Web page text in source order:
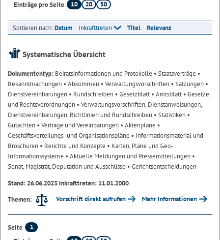
Einträge pro Seite
10 20 50
Sortieren nach:Datum Inkrafttreten Titel Relevanz
Systematische Übersicht
Dokumententyp: Beiratsinformationen und Protokolle • Staatsverträge •
Bekanntmachungen • Abkommen • Verwaltungsvorschriften • Satzungen •
Dienstvereinbarungen • Rundschreiben • Gesetzblatt• Amtsblatt• Gesetze
und Rechtsverordnungen • Verwaltungsvorschriften, Dienstanweisungen,
Dienstvereinbarungen, Richtlinien und Rundschreiben • Statistiken •
Gutachten • Verträge und Vereinbarungen • Aktenpläne •
Geschäftsverteilungs- und Organisationspläne • Informationsmaterial und
Broschüren • Berichte und Konzepte • Karten, Pläne und Geo-
Informationssysteme • Aktuelle Meldungen und Pressemitteilungen •
Senat, Magistrat, Deputation und Ausschüsse • Gerichtsentscheidungen
Stand: 26.06.2023 Inkrafttreten: 11.01.2000
Themen:
Vorschrift direkt aufrufen Mehr Informationen
Seite
1